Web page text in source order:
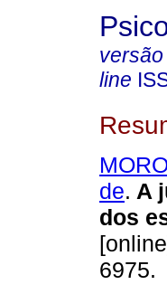
line
de. A
dos
6975.